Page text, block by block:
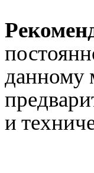
данному
и